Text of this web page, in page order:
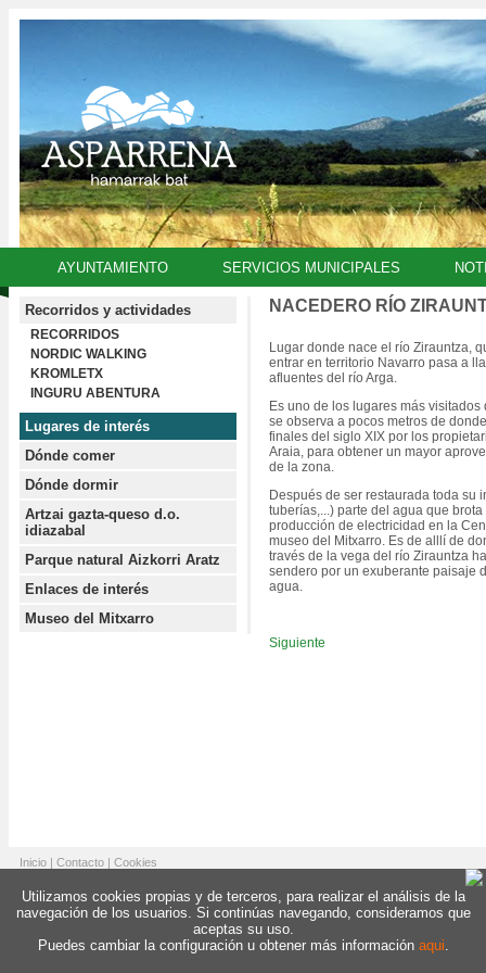
AYUNTAMIENTO SERVICIOS MUNICIPALES
Recorridos y actividades
RECORRIDOS
NORDIC WALKING
KROMLETX
INGURU ABENTURA
Lugares de interés
Dónde comer
Dónde dormir
Artzai gazta-queso d.o.
idiazabal
Parque natural Aizkorri Aratz
Enlaces de interés
Museo del Mitxarro
NACEDERO RÍO
Lugar donde nace el río Zirauntza,
entrar en territorio Navarro pasa a
afluentes del río Arga.
Es uno de los lugares más
se observa a pocos metros de
finales del siglo XIX por los
Araia, para obtener un mayor
de la zona.
Después de ser restaurada toda su
tuberías,...) parte del agua que
producción de electricidad en la
museo del Mitxarro. Es de alllí de
través de la vega del río Zirauntza
sendero por un exuberante paisaje
agua.
Siguiente
Utilizamos cookies propias y de terceros, para realizar el análisis de la
navegación de los usuarios. Si continúas navegando, consideramos que
aceptas su uso.
Puedes cambiar la configuración u obtener más información aqui.
Inicio | Contacto | Cookies